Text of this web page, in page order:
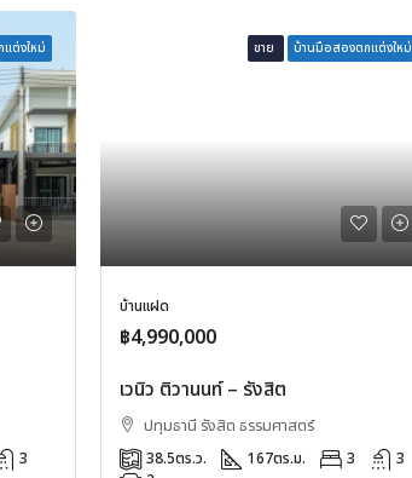
ต่งใหม่
3
ขาย บ้านมือสองตกแต่งใหม่
บ้านแฝด
฿4,990,000
เวนิว ติวานนท์ – รังสิต
ปทุมธานี รังสิต ธรรมศาสตร์
38.5ตร.ว. 167ตร.ม. 3
3